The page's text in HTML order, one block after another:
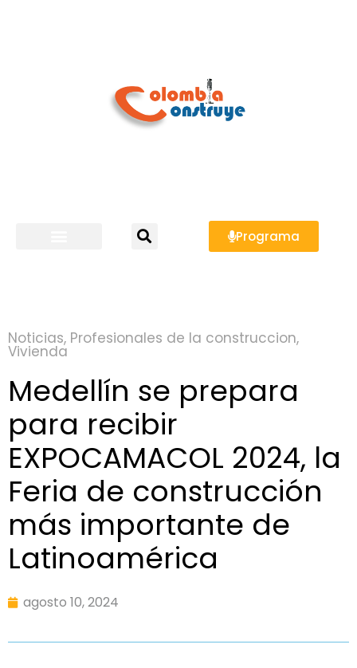
Programa
Noticias, Profesionales de la construccion,
Vivienda
Medellín se prepara
para recibir
EXPOCAMACOL 2024, la
Feria de construcción
más importante de
Latinoamérica
agosto 10, 2024